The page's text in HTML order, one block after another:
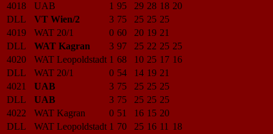
4018
UAB 1 95 29 28 18 20
DLL
VT Wien/2 3 75 25 25 25
4019
WAT 20/1 0 60 20 19 21
DLL
WAT Kagran 3 97 25 22 25 25
4020
WAT Leopoldstadt 1 68 10 25 17 16
DLL
WAT 20/1 0 54 14 19 21
4021
UAB 3 75 25 25 25
DLL
UAB 3 75 25 25 25
4022
WAT Kagran 0 51 16 15 20
DLL
WAT Leopoldstadt 1 70 25 16 11 18